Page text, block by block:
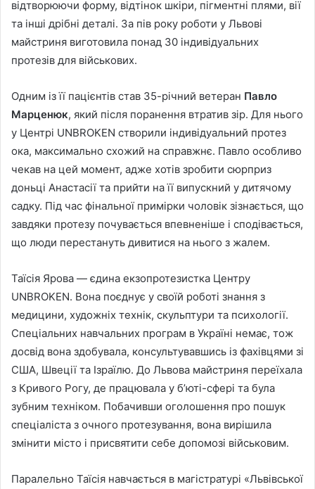
відтворюючи форму, відтінок шкіри, пігментні плями, вії
та інші дрібні деталі. За пів року роботи у Львові
майстриня виготовила понад 30 індивідуальних
протезів для військових.
Одним із її пацієнтів став 35-річний ветеран Павло
Марценюк, який після поранення втратив зір. Для нього
у Центрі UNBROKEN створили індивідуальний протез
ока, максимально схожий на справжнє. Павло особливо
чекав на цей момент, адже хотів зробити сюрприз
доньці Анастасії та прийти на її випускний у дитячому
садку. Під час фінальної примірки чоловік зізнається, що
завдяки протезу почувається впевненіше і сподівається,
що люди перестануть дивитися на нього з жалем.
Таїсія Ярова — єдина екзопротезистка Центру
UNBROKEN. Вона поєднує у своїй роботі знання з
медицини, художніх технік, скульптури та психології.
Спеціальних навчальних програм в Україні немає, тож
досвід вона здобувала, консультувавшись із фахівцями зі
США, Швеції та Ізраїлю. До Львова майстриня переїхала
з Кривого Рогу, де працювала у б’юті-сфері та була
зубним техніком. Побачивши оголошення про пошук
спеціаліста з очного протезування, вона вирішила
змінити місто і присвятити себе допомозі військовим.
Паралельно Таїсія навчається в магістратурі «Львівської